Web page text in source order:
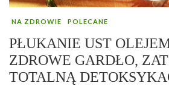
NA ZDROWIE POLECANE
PŁUKANIE UST
ZDROWE GARDŁO,
TOTALNĄ